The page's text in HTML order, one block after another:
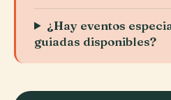
¿Hay eventos
guiadas disponibles?